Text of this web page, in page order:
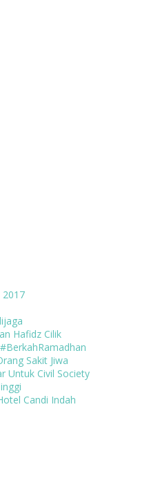
2017
Hafidz Cilik
Sakit Jiwa
Untuk Civil Society
Candi Indah